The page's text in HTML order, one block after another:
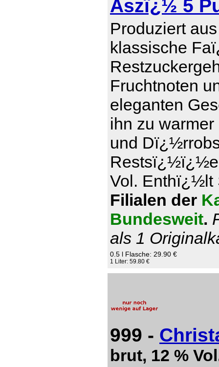
Aszï¿½ 5
Produziert
klassische
Fruchtnoten
eleganten
ihn zu
und
Restsï¿½ï¿½e
Vol. Enthï¿½lt
Filialen der
Bundesweit.
als 1
0.5 l Flasche: 29.90 €
1 Liter: 59.80 €
999 -
brut, 12 %